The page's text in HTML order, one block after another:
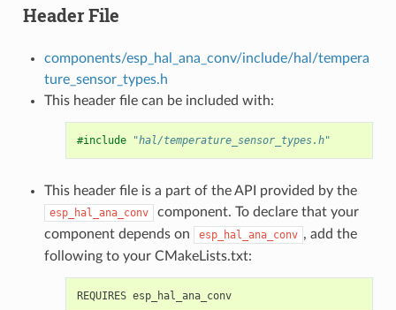
Header File
components/esp_hal_ana_conv/include/hal/tempera
ture_sensor_types.h
This header file can be included with:
#include "hal/temperature_sensor_types.h"
This header file is a part of the API provided by the
esp_hal_ana_conv
component. To declare that your
component depends on
esp_hal_ana_conv , add the
following to your CMakeLists.txt:
REQUIRES esp_hal_ana_conv